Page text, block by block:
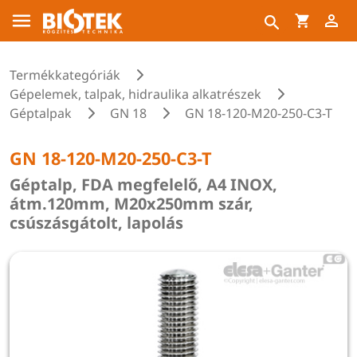
Termékkategóriák
Gépelemek, talpak, hidraulika alkatrészek
Géptalpak
GN 18 GN 18-120-M20-250-C3-T
GN 18-120-M20-250-C3-T
Géptalp, FDA megfelelő, A4 INOX,
átm.120mm, M20x250mm szár,
csúszásgátolt, lapolás